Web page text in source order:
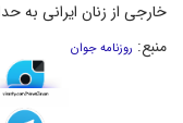
خارجی از زنان ایرانی به
منبع: روزنامه جوان